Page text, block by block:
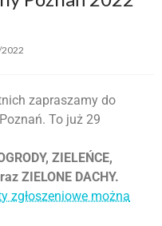
zapraszamy do
To już 29
ZIELEŃCE,
ZIELONE DACHY.
zgłoszeniowe można